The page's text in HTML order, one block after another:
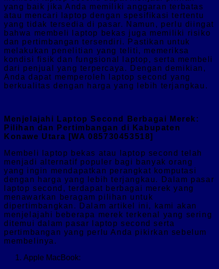
yang baik jika Anda memiliki anggaran terbatas
atau mencari laptop dengan spesifikasi tertentu
yang tidak tersedia di pasar. Namun, perlu diingat
bahwa membeli laptop bekas juga memiliki risiko
dan pertimbangan tersendiri. Pastikan untuk
melakukan penelitian yang teliti, memeriksa
kondisi fisik dan fungsional laptop, serta membeli
dari penjual yang terpercaya. Dengan demikian,
Anda dapat memperoleh laptop second yang
berkualitas dengan harga yang lebih terjangkau.
Menjelajahi Laptop Second Berbagai Merek:
Pilihan dan Pertimbangan di Kabupaten
Konawe Utara [WA 085730453518]
Membeli laptop bekas atau laptop second telah
menjadi alternatif populer bagi banyak orang
yang ingin mendapatkan perangkat komputasi
dengan harga yang lebih terjangkau. Dalam pasar
laptop second, terdapat berbagai merek yang
menawarkan beragam pilihan untuk
dipertimbangkan. Dalam artikel ini, kami akan
menjelajahi beberapa merek terkenal yang sering
ditemui dalam pasar laptop second serta
pertimbangan yang perlu Anda pikirkan sebelum
membelinya.
Apple MacBook: